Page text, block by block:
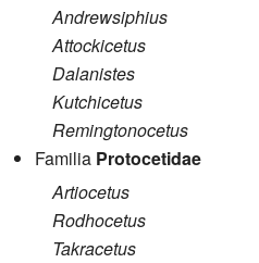
Andrewsiphius
Attockicetus
Dalanistes
Kutchicetus
Remingtonocetus
Familia Protocetidae
Artiocetus
Rodhocetus
Takracetus